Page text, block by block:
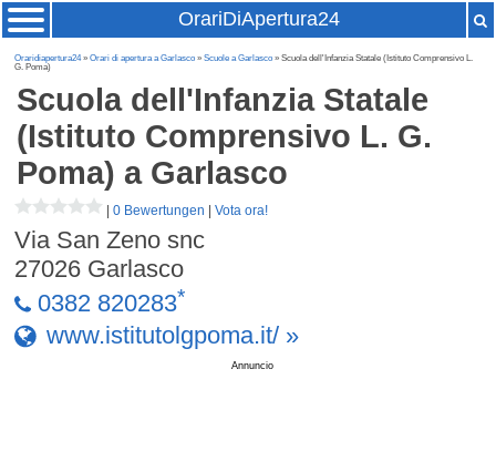
OrariDiApertura24
Oraridiapertura24»Orari di apertura a Garlasco »Scuole a Garlasco » Scuola dell'Infanzia Statale (Istituto Comprensivo L.
G. Poma)
Scuola dell'Infanzia Statale
(Istituto Comprensivo L. G.
Poma) a Garlasco
|0 Bewertungen |Vota ora!
Via San Zeno snc
27026 Garlasco
0382 820283*
www.istitutolgpoma.it/ »
Annuncio